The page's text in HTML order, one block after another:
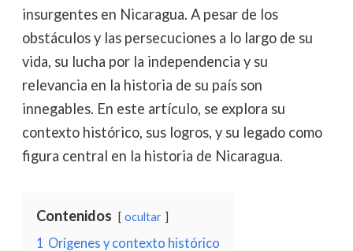
insurgentes en Nicaragua. A pesar de los
obstáculos y las persecuciones a lo largo de su
vida, su lucha por la independencia y su
relevancia en la historia de su país son
innegables. En este artículo, se explora su
contexto histórico, sus logros, y su legado como
figura central en la historia de Nicaragua.
Contenidos ocultar
1 Orígenes y contexto histórico